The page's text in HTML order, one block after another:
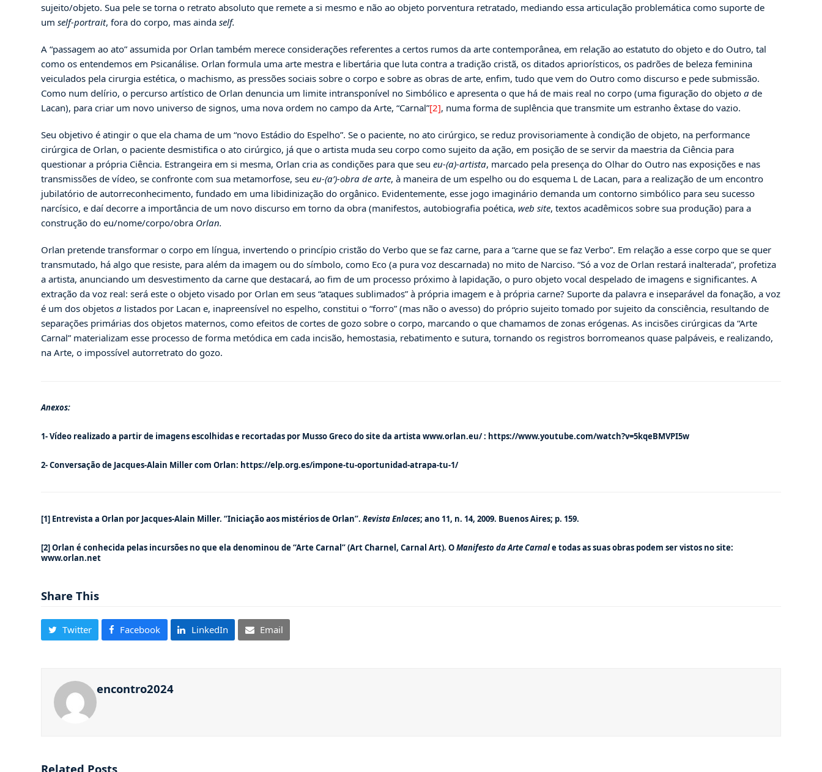
sujeito/objeto. Sua pele se torna o retrato absoluto que remete a si mesmo e não ao objeto porventura retratado, mediando essa articulação problemática como suporte de
umself-portrait, fora do corpo, mas aindaself.
A “passagem ao ato” assumida por Orlan também merece considerações referentes a certos rumos da arte contemporânea, em relação ao estatuto do objeto e do Outro, tal
como os entendemos em Psicanálise. Orlan formula uma arte mestra e libertária que luta contra a tradição cristã, os ditados apriorísticos, os padrões de beleza feminina
veiculados pela cirurgia estética, o machismo, as pressões sociais sobre o corpo e sobre as obras de arte, enfim, tudo que vem do Outro como discurso e pede submissão.
Como num delírio, o percurso artístico de Orlan denuncia um limite intransponível no Simbólico e apresenta o que há de mais real no corpo (uma figuração do objetoa de
Lacan), para criar um novo universo de signos, uma nova ordem no campo da Arte, “Carnal”[2], numa forma de suplência que transmite um estranho êxtase do vazio.
Seu objetivo é atingir o que ela chama de um “novo Estádio do Espelho”. Se o paciente, no ato cirúrgico, se reduz provisoriamente à condição de objeto, na performance
cirúrgica de Orlan, o paciente desmistifica o ato cirúrgico, já que o artista muda seu corpo como sujeito da ação, em posição de se servir da maestria da Ciência para
questionar a própria Ciência. Estrangeira em si mesma, Orlan cria as condições para que seueu-(a)-artista, marcado pela presença do Olhar do Outro nas exposições e nas
transmissões de vídeo, se confronte com sua metamorfose, seueu-(a’)-obra de arte, à maneira de um espelho ou do esquema L de Lacan, para a realização de um encontro
jubilatório de autorreconhecimento, fundado em uma libidinização do orgânico. Evidentemente, esse jogo imaginário demanda um contorno simbólico para seu sucesso
narcísico, e daí decorre a importância de um novo discurso em torno da obra (manifestos, autobiografia poética,web site, textos acadêmicos sobre sua produção) para a
construção do eu/nome/corpo/obra Orlan.
Orlan pretende transformar o corpo em língua, invertendo o princípio cristão do Verbo que se faz carne, para a “carne que se faz Verbo”. Em relação a esse corpo que se quer
transmutado, há algo que resiste, para além da imagem ou do símbolo, como Eco (a pura voz descarnada) no mito de Narciso. “Só a voz de Orlan restará inalterada”, profetiza
a artista, anunciando um desvestimento da carne que destacará, ao fim de um processo próximo à lapidação, o puro objeto vocal despelado de imagens e significantes. A
extração da voz real: será este o objeto visado por Orlan em seus “ataques sublimados” à própria imagem e à própria carne? Suporte da palavra e inseparável da fonação, a voz
é um dos objetosa listados por Lacan e, inapreensível no espelho, constitui o “forro” (mas não o avesso) do próprio sujeito tomado por sujeito da consciência, resultando de
separações primárias dos objetos maternos, como efeitos de cortes de gozo sobre o corpo, marcando o que chamamos de zonas erógenas. As incisões cirúrgicas da “Arte
Carnal” materializam esse processo de forma metódica em cada incisão, hemostasia, rebatimento e sutura, tornando os registros borromeanos quase palpáveis, e realizando,
na Arte, o impossível autorretrato do gozo.
Anexos:
1- Vídeo realizado a partir de imagens escolhidas e recortadas por Musso Greco do site da artistawww.orlan.eu/: https://www.youtube.com/watch?v=5kqeBMVPI5w
2- Conversação de Jacques-Alain Miller com Orlan: https://elp.org.es/impone-tu-oportunidad-atrapa-tu-1/
[1] Entrevista a Orlan por Jacques-Alain Miller. “Iniciação aos mistérios de Orlan”.RevistaEnlaces; ano 11, n. 14, 2009. Buenos Aires; p. 159.
[2]Orlan é conhecida pelas incursões no que ela denominou de “Arte Carnal” (Art Charnel, Carnal Art). OManifesto da Arte Carnale todas as suas obras podem ser vistos no site:
www.orlan.net
Share This
Twitter Facebook LinkedIn Email
encontro2024
Related Posts